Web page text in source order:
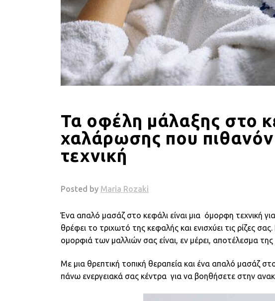
Τα οφέλη μάλαξης στο
χαλάρωσης που
τεχνική
Ένα απαλό μασάζ στο κεφάλι είναι μια όμορφη τεχνική
θρέφει το τριχωτό της κεφαλής και ενισχύει τις ρίζες
ομορφιά των μαλλιών σας είναι, εν μέρει, αποτέλεσμα
Με μια θρεπτική τοπική θεραπεία και ένα απαλό μασάζ
πάνω ενεργειακά σας κέντρα για να βοηθήσετε στην